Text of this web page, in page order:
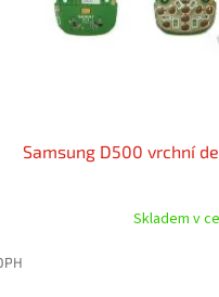
Samsung D500 vrchní
Skladem v